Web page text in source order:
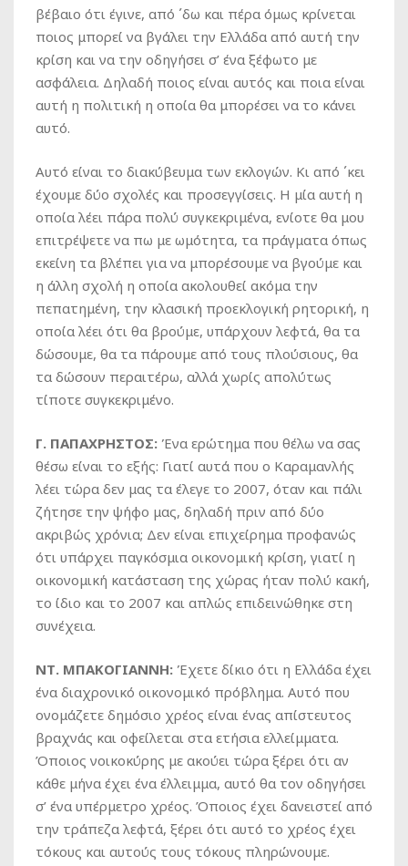
βέβαιο ότι έγινε, από ΄δω και πέρα όμως κρίνεται
ποιος μπορεί να βγάλει την Ελλάδα από αυτή την
κρίση και να την οδηγήσει σ’ ένα ξέφωτο με
ασφάλεια. Δηλαδή ποιος είναι αυτός και ποια είναι
αυτή η πολιτική η οποία θα μπορέσει να το κάνει
αυτό.
Αυτό είναι το διακύβευμα των εκλογών. Κι από ΄κει
έχουμε δύο σχολές και προσεγγίσεις. Η μία αυτή η
οποία λέει πάρα πολύ συγκεκριμένα, ενίοτε θα μου
επιτρέψετε να πω με ωμότητα, τα πράγματα όπως
εκείνη τα βλέπει για να μπορέσουμε να βγούμε και
η άλλη σχολή η οποία ακολουθεί ακόμα την
πεπατημένη, την κλασική προεκλογική ρητορική, η
οποία λέει ότι θα βρούμε, υπάρχουν λεφτά, θα τα
δώσουμε, θα τα πάρουμε από τους πλούσιους, θα
τα δώσουν περαιτέρω, αλλά χωρίς απολύτως
τίποτε συγκεκριμένο.
Γ. ΠΑΠΑΧΡΗΣΤΟΣ: Ένα ερώτημα που θέλω να σας
θέσω είναι το εξής: Γιατί αυτά που ο Καραμανλής
λέει τώρα δεν μας τα έλεγε το 2007, όταν και πάλι
ζήτησε την ψήφο μας, δηλαδή πριν από δύο
ακριβώς χρόνια; Δεν είναι επιχείρημα προφανώς
ότι υπάρχει παγκόσμια οικονομική κρίση, γιατί η
οικονομική κατάσταση της χώρας ήταν πολύ κακή,
το ίδιο και το 2007 και απλώς επιδεινώθηκε στη
συνέχεια.
ΝΤ. ΜΠΑΚΟΓΙΑΝΝΗ: Έχετε δίκιο ότι η Ελλάδα έχει
ένα διαχρονικό οικονομικό πρόβλημα. Αυτό που
ονομάζετε δημόσιο χρέος είναι ένας απίστευτος
βραχνάς και οφείλεται στα ετήσια ελλείμματα.
Όποιος νοικοκύρης με ακούει τώρα ξέρει ότι αν
κάθε μήνα έχει ένα έλλειμμα, αυτό θα τον οδηγήσει
σ’ ένα υπέρμετρο χρέος. Όποιος έχει δανειστεί από
την τράπεζα λεφτά, ξέρει ότι αυτό το χρέος έχει
τόκους και αυτούς τους τόκους πληρώνουμε.